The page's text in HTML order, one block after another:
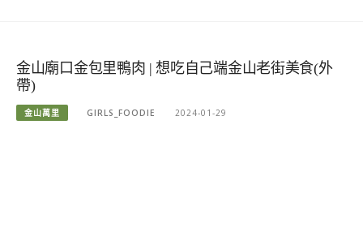
金山廟口金包里鴨肉 | 想吃自己端金山老街美食(外
帶)
金山萬里 GIRLS_FOODIE 2024-01-29